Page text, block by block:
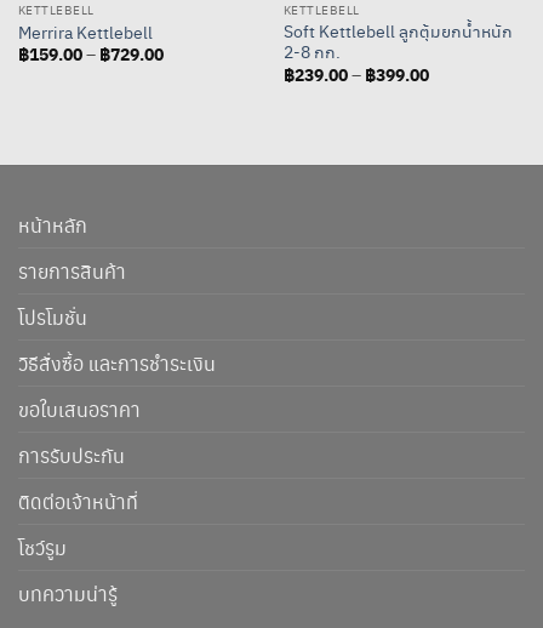
KETTLEBELL
Merrira Kettlebell
฿159.00– ฿729.00Price
KETTLEBELL
Soft Kettlebell ลูกตุ้มยกน้ำหนัก
2-8 กก.
฿239.00– ฿399.00Price
range:
หน้าหลัก
รายการสินค้า
โปรโมชั่น
วิธีสั่งซื้อ และการชำระเงิน
ขอใบเสนอราคา
การรับประกัน
ติดต่อเจ้าหน้าที่
โชว์รูม
บทความน่ารู้